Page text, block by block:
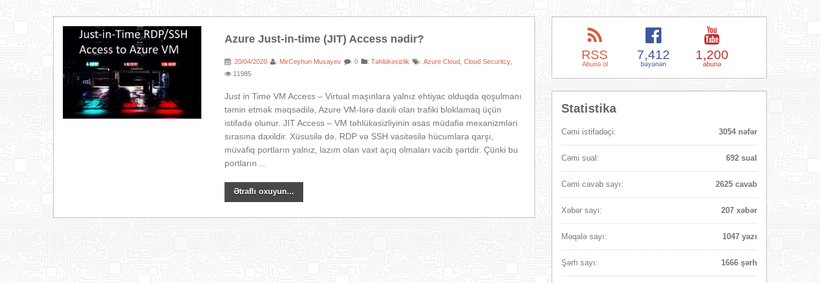
Azure Just-in-time (JIT) Access nədir?
:20/04/2020 : MirCeyhun Musayev : 0 :Təhlükəsizlik :Azure Cloud ,Cloud Securitcy
11985
Just in Time VM Access – Virtual maşınlara yalnız ehtiyac olduqda qoşulmanı
təmin etmək məqsədilə, Azure VM-lərə daxili olan trafiki bloklamaq üçün
istifadə olunur. JIT Access – VM təhlükəsizliyinin əsas müdafiə mexanizmləri
sırasına daxildir. Xüsusilə də, RDP və SSH vasitəsilə hücumlara qarşı,
müvafiq portların yalnız, lazım olan vaxt açıq olmaları vacib şərtdir. Çünki bu
portların ...
Ətraflı oxuyun...
RSS
Abunə ol
7,412
bəyənən
1,200
abunə
Statistika
Cəmi istifadəçi: 3054 nəfər
Cəmi sual: 692 sual
Cəmi cavab sayı: 2625 cavab
Xəbər sayı: 207 xəbər
Məqalə sayı: 1047 yazı
Şərh sayı: 1666 şərh